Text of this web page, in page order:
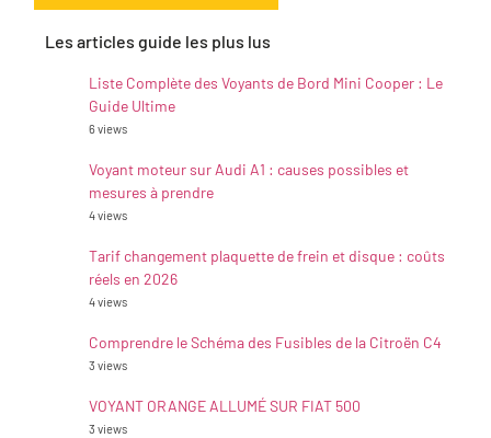
Les articles guide les plus lus
Liste Complète des Voyants de Bord Mini Cooper : Le
Guide Ultime
6 views
Voyant moteur sur Audi A1 : causes possibles et
mesures à prendre
4 views
Tarif changement plaquette de frein et disque : coûts
réels en 2026
4 views
Comprendre le Schéma des Fusibles de la Citroën C4
3 views
VOYANT ORANGE ALLUMÉ SUR FIAT 500
3 views